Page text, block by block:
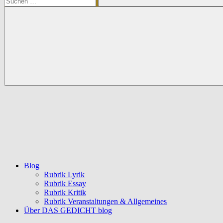
Suchen
Blog
Rubrik Lyrik
Rubrik Essay
Rubrik Kritik
Rubrik Veranstaltungen & Allgemeines
Über DAS GEDICHT blog